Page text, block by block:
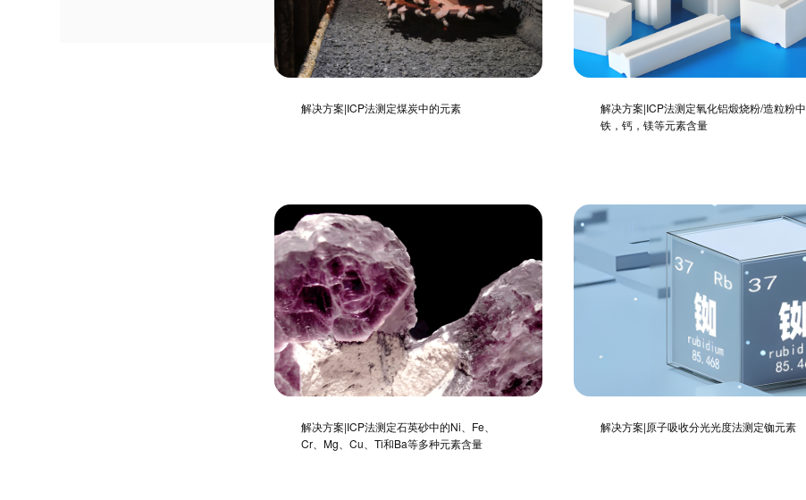
解决方案|ICP法测定煤炭中的元素
解决方案|ICP法测定氧化铝煅烧粉/造粒粉中
铁，钙，镁等元素含量
解决方案|ICP法测定石英砂中的Ni、Fe、
Cr、Mg、Cu、Ti和Ba等多种元素含量
解决方案|原子吸收分光光度法测定铷元素